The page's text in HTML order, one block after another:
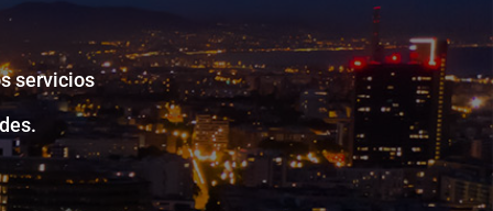
servicios